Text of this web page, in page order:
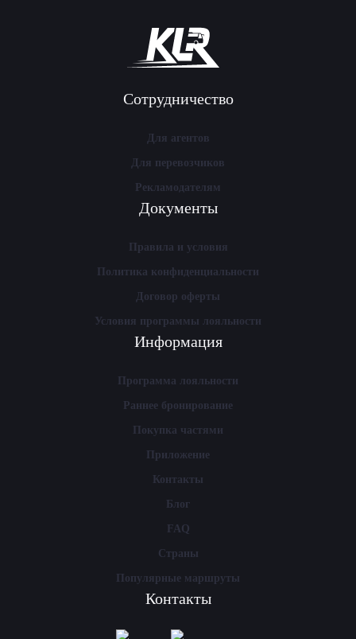
Сотрудничество
Для агентов
Для перевозчиков
Рекламодателям
Документы
Правила и условия
Политика конфиденциальности
Договор оферты
Условия программы лояльности
Информация
Программа лояльности
Раннее бронирование
Покупка частями
Приложение
Контакты
Блог
FAQ
Страны
Популярные маршруты
Контакты